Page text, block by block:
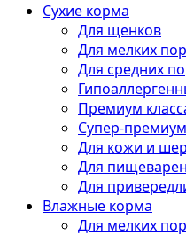
Сухие корма
Для щенков
Для мелких
Для средних
Премиум
Супер-премиум
Для кожи и
Для
Для
Влажные корма
Для мелких